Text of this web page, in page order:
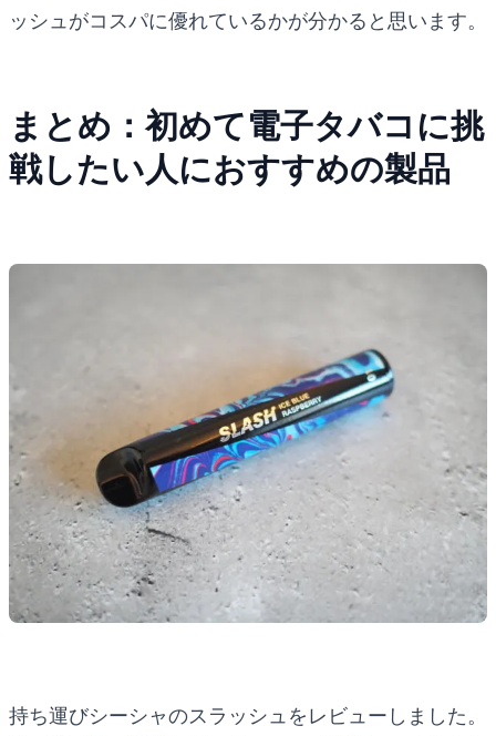
ッシュがコスパに優れているかが分かると思います。
まとめ：初めて電子タバコに挑
戦したい人におすすめの製品
持ち運びシーシャのスラッシュをレビューしました。